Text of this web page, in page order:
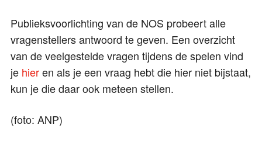
Publieksvoorlichting van de NOS probeert alle
vragenstellers antwoord te geven. Een overzicht
van de veelgestelde vragen tijdens de spelen vind
je hieren als je een vraag hebt die hier niet bijstaat,
kun je die daar ook meteen stellen.
(foto: ANP)